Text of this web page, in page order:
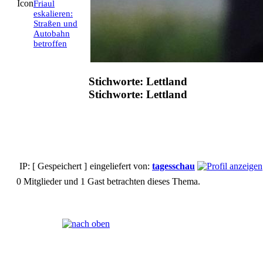
Friaul
eskalieren:
Straßen und
Autobahn
betroffen
Stichworte: Lettland
Stichworte: Lettland
IP: [ Gespeichert ] eingeliefert von: tagesschau
0 Mitglieder und 1 Gast betrachten dieses Thema.